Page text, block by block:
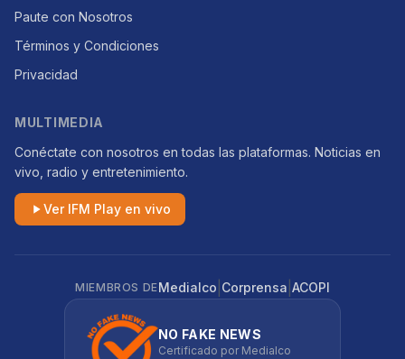
Paute con Nosotros
Términos y Condiciones
Privacidad
MULTIMEDIA
Conéctate con nosotros en todas las plataformas. Noticias en
vivo, radio y entretenimiento.
Ver IFM Play en vivo
MIEMBROS DEMedialco Corprensa ACOPI
NO FAKE NEWS
Certificado por Medialco